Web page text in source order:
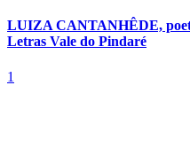
LUIZA CANTANHÊDE,
Letras Vale do Pindaré
1